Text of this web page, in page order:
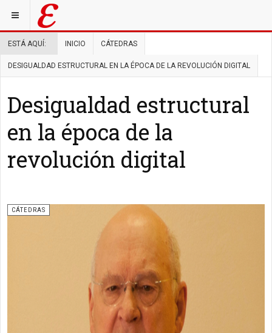
ESTÁ AQUÍ: INICIO CÁTEDRAS
DESIGUALDAD ESTRUCTURAL EN LA ÉPOCA DE LA REVOLUCIÓN DIGITAL
Desigualdad estructural
en la época de la
revolución digital
CÁTEDRAS